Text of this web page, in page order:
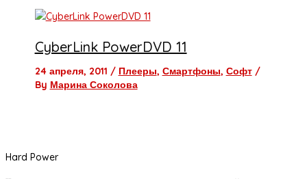
CyberLink PowerDVD 11
24 апреля, 2011 / Плееры, Смартфоны, Софт/
By Марина Соколова
Hard Power